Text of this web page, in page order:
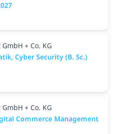
+ Co. KG
Cyber Security (B. Sc.)
+ Co. KG
Commerce Management